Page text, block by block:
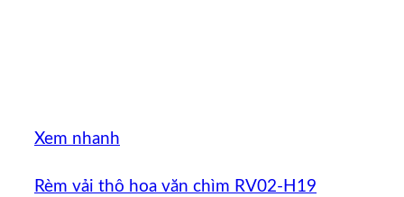
Xem nhanh
Rèm vải thô hoa văn chìm RV02-H19